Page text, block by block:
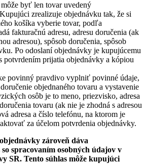
byť len tovar uvedený
zrealizuje objednávku tak, že si
košíka vyberie tovar, podľa
fakturačnú adresu, adresu doručenia (ak
adresou), spôsob doručenia, spôsob
Po odoslaní objednávky je kupujúcemu
potvrdením prijatia objednávky a kópiou
povinný pravdivo vyplniť povinné údaje,
objednaného tovaru a vystavenie
osôb je to meno, priezvisko, adresa
tovaru (ak nie je zhodná s adresou
adresa a číslo telefónu, na ktorom je
za účelom potvrdenia objednávky.
zároveň dáva
spracovaním osobných údajov v
SR. Tento súhlas môže kupujúci